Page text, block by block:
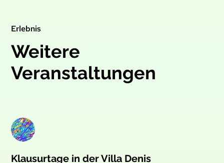
Erlebnis
Weitere
Veranstaltungen
Klausurtage in der Villa Denis